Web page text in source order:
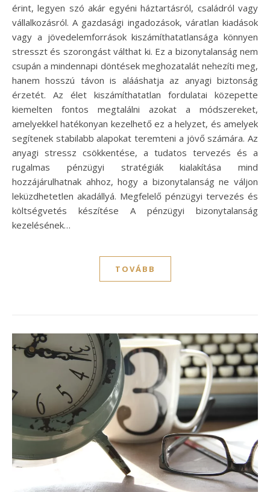
érint, legyen szó akár egyéni háztartásról, családról vagy
vállalkozásról. A gazdasági ingadozások, váratlan kiadások
vagy a jövedelemforrások kiszámíthatatlansága könnyen
stresszt és szorongást válthat ki. Ez a bizonytalanság nem
csupán a mindennapi döntések meghozatalát nehezíti meg,
hanem hosszú távon is alááshatja az anyagi biztonság
érzetét. Az élet kiszámíthatatlan fordulatai közepette
kiemelten fontos megtalálni azokat a módszereket,
amelyekkel hatékonyan kezelhető ez a helyzet, és amelyek
segítenek stabilabb alapokat teremteni a jövő számára. Az
anyagi stressz csökkentése, a tudatos tervezés és a
rugalmas pénzügyi stratégiák kialakítása mind
hozzájárulhatnak ahhoz, hogy a bizonytalanság ne váljon
leküzdhetetlen akadállyá. Megfelelő pénzügyi tervezés és
költségvetés készítése A pénzügyi bizonytalanság
kezelésének…
TOVÁBB